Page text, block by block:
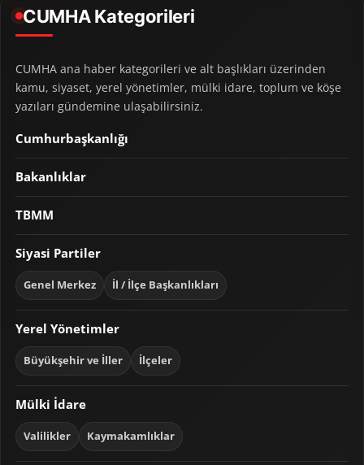
CUMHA Kategorileri
CUMHA ana haber kategorileri ve alt başlıkları üzerinden
kamu, siyaset, yerel yönetimler, mülki idare, toplum ve köşe
yazıları gündemine ulaşabilirsiniz.
Cumhurbaşkanlığı
Bakanlıklar
TBMM
Siyasi Partiler
Genel Merkez İl / İlçe Başkanlıkları
Yerel Yönetimler
Büyükşehir ve İller İlçeler
Mülki İdare
Valilikler Kaymakamlıklar